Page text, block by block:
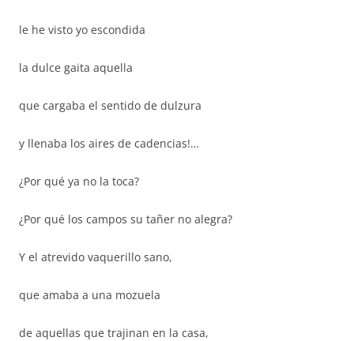
le he visto yo escondida
la dulce gaita aquella
que cargaba el sentido de dulzura
y llenaba los aires de cadencias!…
¿Por qué ya no la toca?
¿Por qué los campos su tañer no alegra?
Y el atrevido vaquerillo sano,
que amaba a una mozuela
de aquellas que trajinan en la casa,